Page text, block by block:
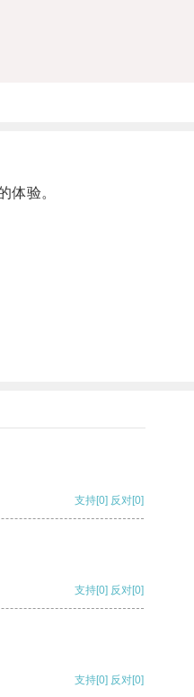
体验。
支持[0] 反对[0]
支持[0] 反对[0]
支持[0] 反对[0]